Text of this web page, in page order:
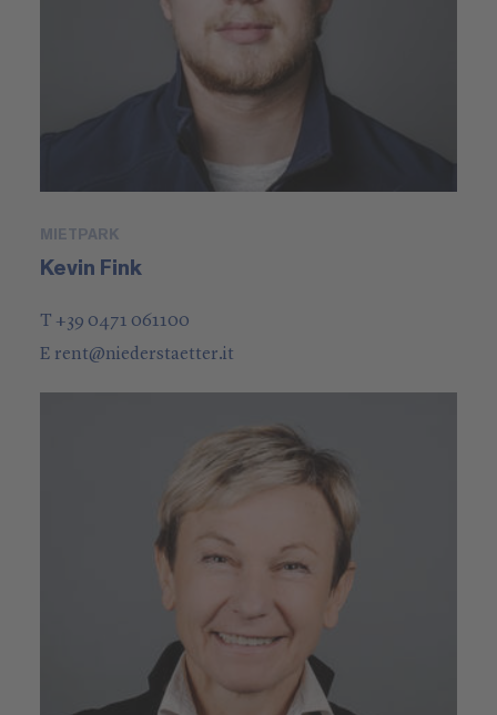
MIETPARK
Kevin Fink
T +39 0471 061100
E rent@niederstaetter.it